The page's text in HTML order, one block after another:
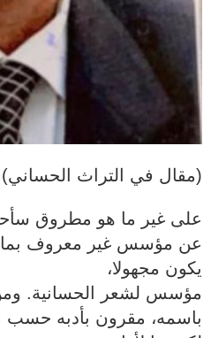
(مقال في التراث الحساني)
على غير ما هو مطروق
عن مؤسس غير معروف بما
يكون مجهولا،
مؤسس لشعر الحسانية.
باسمه، مقرون بأدبه حسب